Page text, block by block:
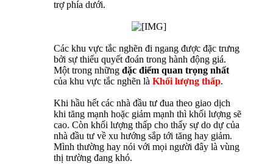
trợ phía dưới.
Các khu vực tắc nghẽn đi ngang được đặc trưng
bởi sự thiếu quyết đoán trong hành động giá.
Một trong những đặc điểm quan trọng nhất
của khu vực tắc nghẽn là Khối lượng thấp.
Khi hầu hết các nhà đầu tư đua theo giao dịch
khi tăng mạnh hoặc giảm mạnh thì khối lượng sẽ
cao. Còn khối lượng thấp cho thấy sự do dự của
nhà đầu tư về xu hướng sắp tới tăng hay giảm.
Mình thường hay nói với mọi người đây là vùng
thị trường đang khó.